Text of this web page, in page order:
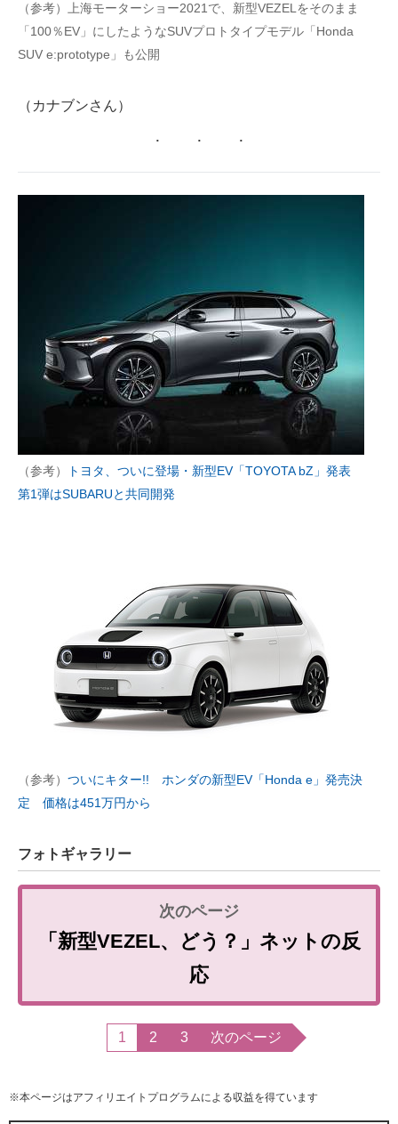
（参考）上海モーターショー2021で、新型VEZELをそのまま
「100％EV」にしたようなSUVプロトタイプモデル「Honda
SUV e:prototype」も公開
（カナブンさん）
（参考）
トヨタ、ついに登場・新型EV「TOYOTA bZ」発表
第1弾はSUBARUと共同開発
（参考） ついにキター!! ホンダの新型EV「Honda e」発売決
定 価格は451万円から
フォトギャラリー
「新型VEZEL、どう？」ネットの反
応
1 2 3 次のページ
※本ページはアフィリエイトプログラムによる収益を得ています